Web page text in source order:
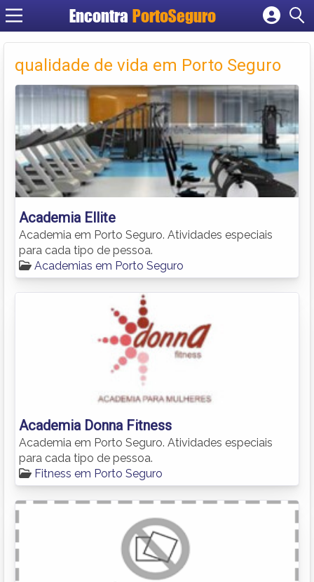
Encontra PortoSeguro
Cadastrar empresa
Criar conta
qualidade de vida em Porto Seguro
Academia Ellite
Academia em Porto Seguro. Atividades especiais
para cada tipo de pessoa.
Academias em Porto Seguro
Academia Donna Fitness
Academia em Porto Seguro. Atividades especiais
para cada tipo de pessoa.
Fitness em Porto Seguro